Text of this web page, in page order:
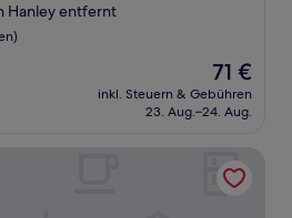
Hanley entfernt
Der
Preis
beträgt
71 €
inkl. Steuern & Gebühren
23. Aug.–24. Aug.